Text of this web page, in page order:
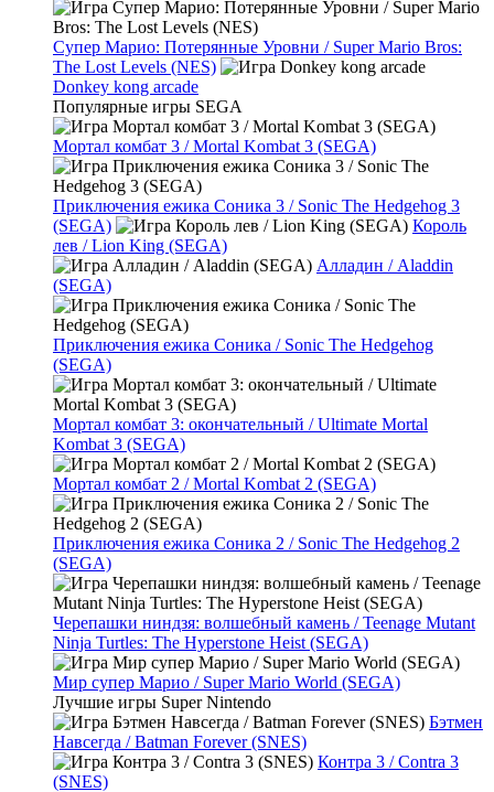
Супер Марио: Потерянные Уровни / Super Mario Bros:
The Lost Levels (NES)
Donkey kong arcade
Популярные игры SEGA
Мортал комбат 3 / Mortal Kombat 3 (SEGA)
Приключения ежика Соника 3 / Sonic The Hedgehog 3
(SEGA)
Король
лев / Lion King (SEGA)
Алладин / Aladdin
(SEGA)
Приключения ежика Соника / Sonic The Hedgehog
(SEGA)
Мортал комбат 3: окончательный / Ultimate Mortal
Kombat 3 (SEGA)
Мортал комбат 2 / Mortal Kombat 2 (SEGA)
Приключения ежика Соника 2 / Sonic The Hedgehog 2
(SEGA)
Черепашки ниндзя: волшебный камень / Teenage Mutant
Ninja Turtles: The Hyperstone Heist (SEGA)
Мир супер Марио / Super Mario World (SEGA)
Лучшие игры Super Nintendo
Бэтмен
Навсегда / Batman Forever (SNES)
Контра 3 / Contra 3
(SNES)